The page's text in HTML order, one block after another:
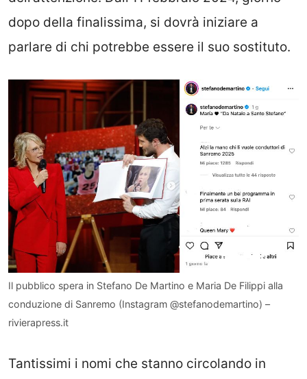
dopo della finalissima, si dovrà iniziare a
parlare di chi potrebbe essere il suo sostituto.
Il pubblico spera in Stefano De Martino e Maria De Filippi alla
conduzione di Sanremo (Instagram @stefanodemartino) –
rivierapress.it
Tantissimi i nomi che stanno circolando in